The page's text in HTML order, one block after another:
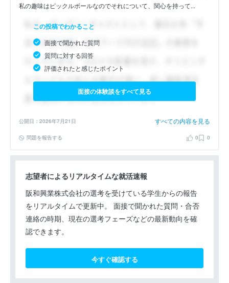
私の趣味はピックルボールなのでそれについて、関心を持って...
この投稿でわかること
面接で聞かれた質問
質問に対する回答
評価されたと感じたポイント
面接の体験談をすべて見る
公開日：2026年7月21日 すべての内容を見る
問題を報告する 0 0
志望者によるリアルタイムな就活速報
阪和興業株式会社の選考を受けている学生からの報告
をリアルタイムで更新中。 面接で聞かれた質問・合否
連絡の時期、現在の選考フェーズなどの最新動向を確
認できます。
今すぐ確認する